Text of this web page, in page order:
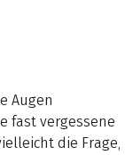
Augen
fast vergessene
die Frage,